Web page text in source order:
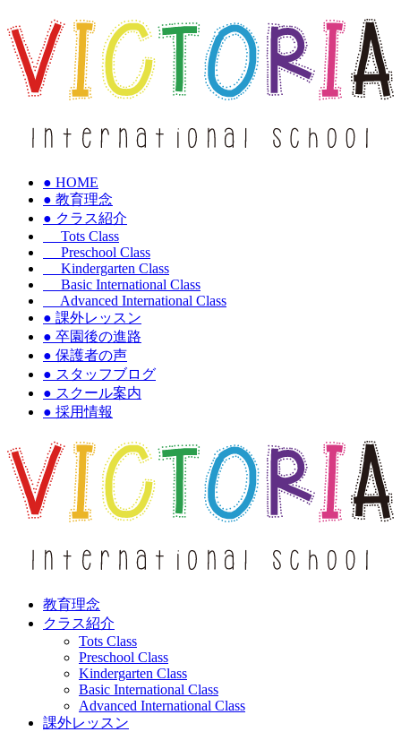
● HOME
● 教育理念
● クラス紹介
Tots Class
Preschool Class
Kindergarten Class
Basic International Class
Advanced International Class
● 課外レッスン
● 卒園後の進路
● 保護者の声
● スタッフブログ
● スクール案内
● 採用情報
教育理念
クラス紹介
Tots Class
Preschool Class
Kindergarten Class
Basic International Class
Advanced International Class
課外レッスン